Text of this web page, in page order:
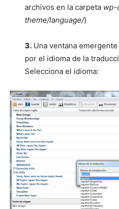
archivos en la carpeta wp-
theme/language/)
3. Una ventana
por el idioma de la
Selecciona el idioma: